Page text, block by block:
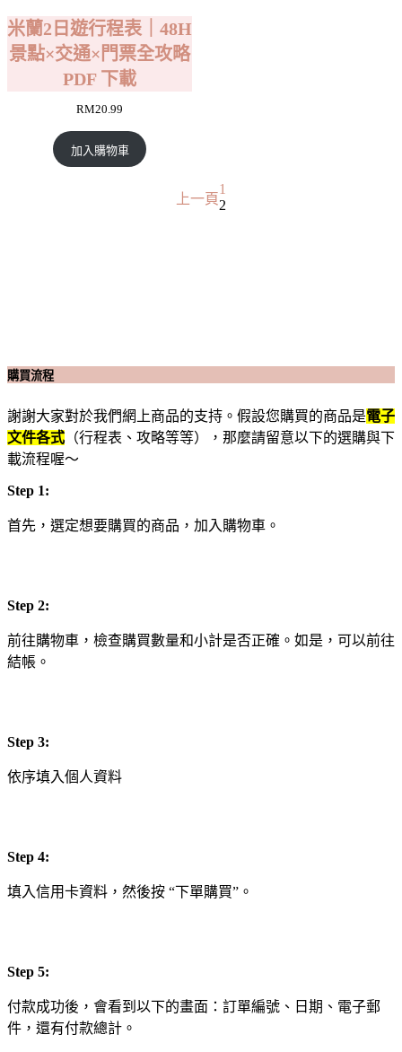
米蘭2日遊行程表｜48H
景點×交通×門票全攻略
PDF 下載
RM20.99
加入購物車
上一頁
1
2
購買流程
謝謝大家對於我們網上商品的支持。假設您購買的商品是電子
文件各式 （行程表、攻略等等），那麼請留意以下的選購與下
載流程喔～
Step 1:
首先，選定想要購買的商品，加入購物車。
Step 2:
前往購物車，檢查購買數量和小計是否正確。如是，可以前往
結帳。
Step 3:
依序填入個人資料
Step 4:
填入信用卡資料，然後按 “下單購買”。
Step 5:
付款成功後，會看到以下的畫面：訂單編號、日期、電子郵
件，還有付款總計。